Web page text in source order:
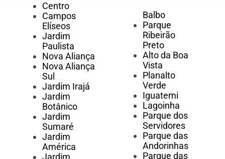
Centro
Campos
Elíseos
Jardim
Paulista
Nova Aliança
Nova Aliança
Sul
Jardim Irajá
Jardim
Botânico
Jardim
Sumaré
Jardim
América
Balbo
Parque
Ribeirão
Preto
Alto da Boa
Vista
Planalto
Verde
Iguatemi
Lagoinha
Parque dos
Servidores
Parque das
Andorinhas
Parque das